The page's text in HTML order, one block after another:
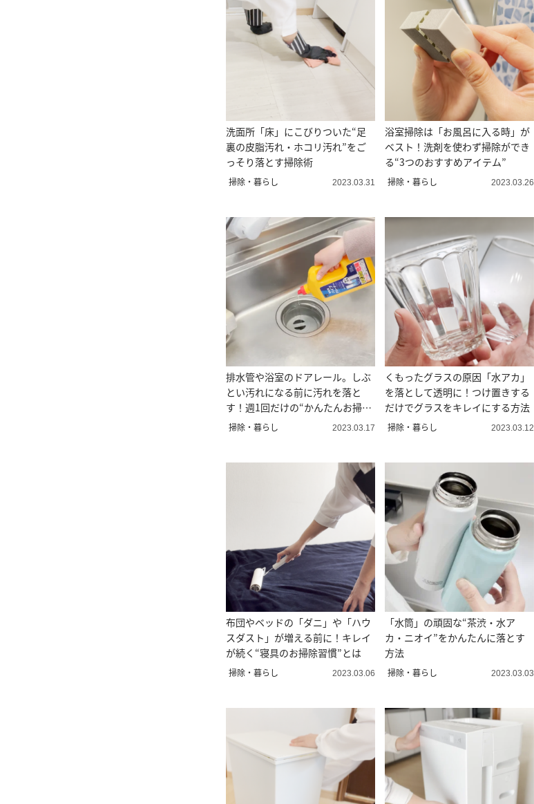
洗面所「床」にこびりついた“足
裏の皮脂汚れ・ホコリ汚れ”をご
っそり落とす掃除術
掃除・暮らし 2023.03.31
浴室掃除は「お風呂に入る時」が
ベスト！洗剤を使わず掃除ができ
る“3つのおすすめアイテム”
掃除・暮らし 2023.03.26
排水管や浴室のドアレール。しぶ
とい汚れになる前に汚れを落と
す！週1回だけの“かんたんお掃除
習慣”とは
掃除・暮らし 2023.03.17
くもったグラスの原因「水アカ」
を落として透明に！つけ置きする
だけでグラスをキレイにする方法
掃除・暮らし 2023.03.12
布団やベッドの「ダニ」や「ハウ
スダスト」が増える前に！キレイ
が続く“寝具のお掃除習慣”とは
掃除・暮らし 2023.03.06
「水筒」の頑固な“茶渋・水ア
カ・ニオイ”をかんたんに落とす
方法
掃除・暮らし 2023.03.03